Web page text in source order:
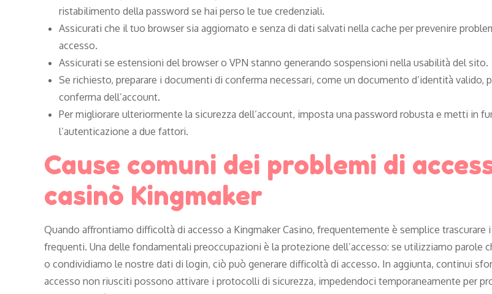
ristabilimento della password se hai perso le tue credenziali.
Assicurati che il tuo browser sia aggiornato e senza di dati salvati nella cache per prevenire
accesso.
Assicurati se estensioni del browser o VPN stanno generando sospensioni nella usabilità del sito.
Se richiesto, preparare i documenti di conferma necessari, come un documento d’identità valido,
conferma dell’account.
Per migliorare ulteriormente la sicurezza dell’account, imposta una password robusta e metti in
l’autenticazione a due fattori.
Cause comuni dei problemi di
casinò Kingmaker
Quando affrontiamo difficoltà di accesso a Kingmaker Casino, frequentemente è semplice trascurare
frequenti. Una delle fondamentali preoccupazioni è la protezione dell’accesso: se utilizziamo parole
o condividiamo le nostre dati di login, ciò può generare difficoltà di accesso. In aggiunta, continui
accesso non riusciti possono attivare i protocolli di sicurezza, impedendoci temporaneamente per